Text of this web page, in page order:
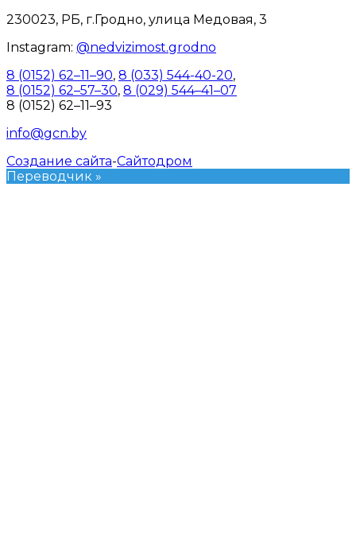
230023, РБ, г.Гродно, улица Медовая, 3
Instagram: @nedvizimost.grodno
8 (0152) 62–11–90, 8 (033) 544-40-20,
8 (0152) 62–57–30, 8 (029) 544–41–07
8 (0152) 62–11–93
info@gcn.by
Создание сайта-Сайтодром
Переводчик »